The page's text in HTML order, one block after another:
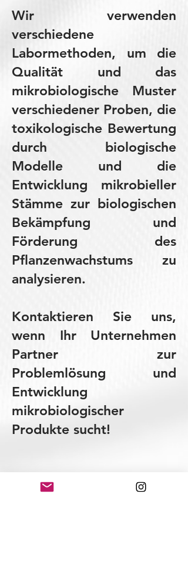
Wir verwenden
verschiedene
Labormethoden, um die
Qualität und das
mikrobiologische Muster
verschiedener Proben, die
toxikologische Bewertung
durch biologische
Modelle und die
Entwicklung mikrobieller
Stämme zur biologischen
Bekämpfung und
Förderung des
Pflanzenwachstums zu
analysieren.
Kontaktieren Sie uns,
wenn Ihr Unternehmen
Partner zur
Problemlösung und
Entwicklung
mikrobiologischer
Produkte sucht!